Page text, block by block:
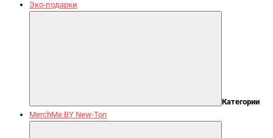
Эко-подарки
Категории
MerchMe BY New-Ton